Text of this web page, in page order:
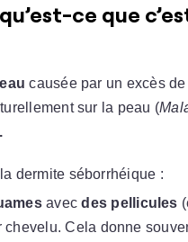
ce que
causée par un excès
sur la peau (
dermite séborrhéique :
avecdes pellicules
chevelu. Cela donne